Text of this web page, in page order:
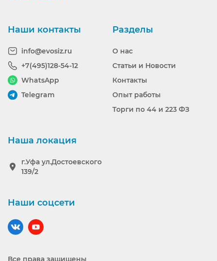
Разделы
О нас
Статьи и Новости
Контакты
Опыт работы
Торги по 44 и 223 ФЗ
Наши контакты
info@evosiz.ru
+7(495)128-54-12
WhatsApp
Telegram
Наша локация
г.Уфа ул.Достоевского
139/2
Наши соцсети
Наш вконтакте
Наш YouTube
Все права защищены